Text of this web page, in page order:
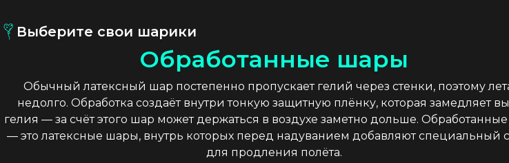
Выберите свои шарики
Обработанные шары
Обычный латексный шар постепенно пропускает гелий через стенки, поэтому
недолго. Обработка создаёт внутри тонкую защитную плёнку, которая замедляет
гелия — за счёт этого шар может держаться в воздухе заметно дольше.
— это латексные шары, внутрь которых перед надуванием добавляют специальный
для продления полёта.